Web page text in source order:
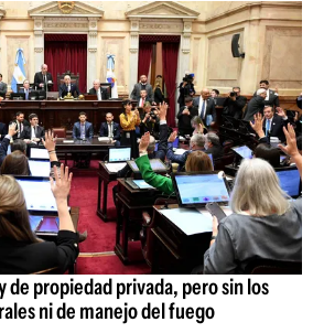
de propiedad privada, pero sin los
ni de manejo del fuego